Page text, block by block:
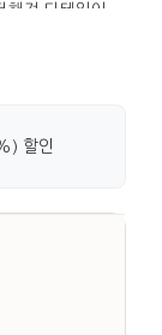
해져 디테일이
할인